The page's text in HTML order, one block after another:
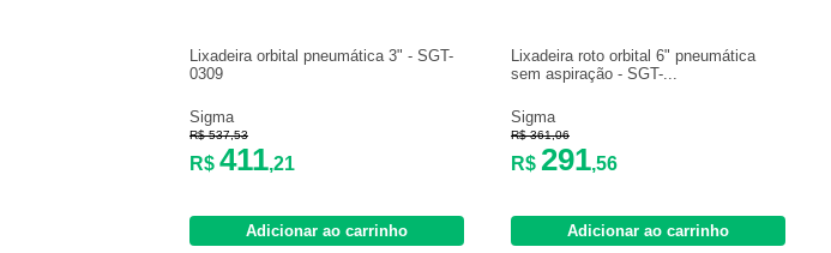
Lixadeira orbital pneumática 3" - SGT-
0309
Sigma
R$ 537,53
R$ 411,21
Adicionar ao carrinho
Lixadeira roto orbital 6" pneumática
sem aspiração - SGT-...
Sigma
R$ 361,06
R$ 291,56
Adicionar ao carrinho